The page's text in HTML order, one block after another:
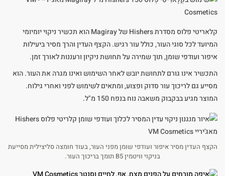
קלאריטי פלוס מסדרת Hishers של Magiray הוא תכשיר ניקוי יומיומי
המיועד לכל סוגי העור, כולל עור רגיש. הקצף העדין והרך מסיר ביעילות
איפור ועודפי שומן, תוך שמירה על תחושת ניקיון ורעננות לאורך זמן.
התכשיר אינו גורם לתחושת יובש לאחר השימוש ואינו מגרה את העור. הוא
מסייע גם לריכוך עור סדוק ופצוע, ומתאים לשימוש לפני ואחרי גילוח.
המוצר מגיע בבקבוק משאבה נוח בנפח 150 מ"ל.
הקצף העדין מסיר איפור ועודפי שומן מפני העור, בעוד חומצה סליצילית מסייעת
בניקוי וויטמין B5 תומך בריכוך העור.